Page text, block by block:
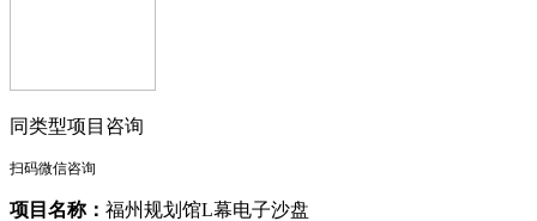
同类型项目咨询
扫码微信咨询
项目名称： 福州规划馆L幕电子沙盘